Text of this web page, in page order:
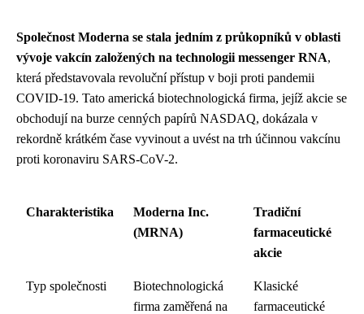
Společnost Moderna se stala jedním z průkopníků v oblasti
vývoje vakcín založených na technologii messenger RNA,
která představovala revoluční přístup v boji proti pandemii
COVID-19. Tato americká biotechnologická firma, jejíž akcie se
obchodují na burze cenných papírů NASDAQ, dokázala v
rekordně krátkém čase vyvinout a uvést na trh účinnou vakcínu
proti koronaviru SARS-CoV-2.
Charakteristika
Moderna Inc.
(MRNA)
Tradiční
farmaceutické
akcie
Typ společnosti
Biotechnologická
firma zaměřená na
Klasické
farmaceutické